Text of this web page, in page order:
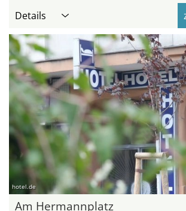
Details
hotel.de
Am Hermannplatz